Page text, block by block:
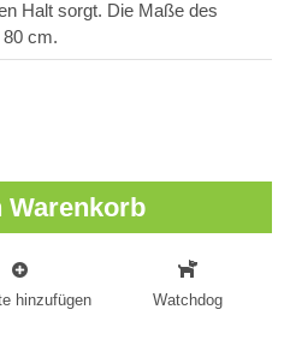
Halt sorgt. Die Maße des
cm.
hinzufügen Watchdog